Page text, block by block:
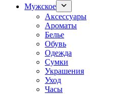
Мужское
Аксессуары
Ароматы
Белье
Обувь
Одежда
Сумки
Украшения
Уход
Часы